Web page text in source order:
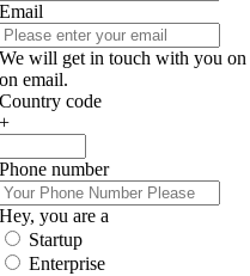
Email
We will get in touch with you on
on email.
Country code
+
Phone number
Hey, you are a
Startup
Enterprise